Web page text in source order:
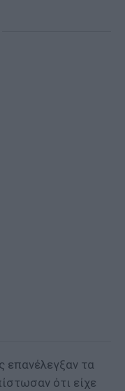
επανέλεγξαν τα
ότι είχε